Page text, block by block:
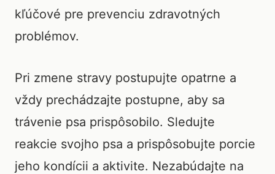
kľúčové pre prevenciu zdravotných
problémov.
Pri zmene stravy postupujte opatrne a
vždy prechádzajte postupne, aby sa
trávenie psa prispôsobilo. Sledujte
reakcie svojho psa a prispôsobujte porcie
jeho kondícii a aktivite. Nezabúdajte na